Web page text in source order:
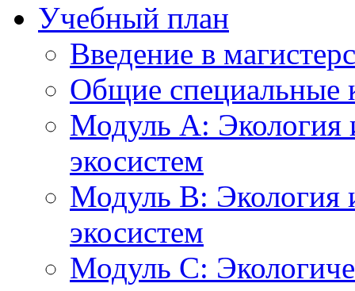
Учебный план
Введение в
Общие специальные
Модуль А: Экология
экосистем
Модуль B: Экология
экосистем
Модуль C: